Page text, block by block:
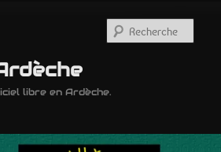
libre en Ardèche.